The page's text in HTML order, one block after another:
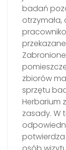
badań
przekazane
zbiorów
sprzętu
Herbarium
zasady. W
potwierdza